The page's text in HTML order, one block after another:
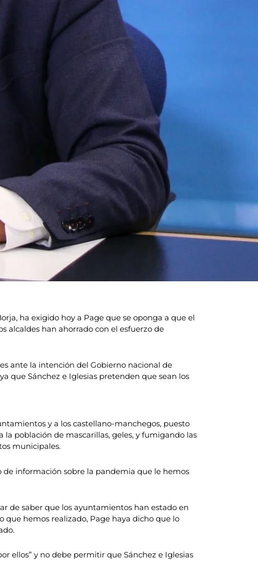
ha exigido hoy a Page que se oponga a que el
alcaldes han ahorrado con el esfuerzo de
ante la intención del Gobierno nacional de
que Sánchez e Iglesias pretenden que sean los
y a los castellano-manchegos, puesto
la población de mascarillas, geles, y fumigando las
municipales.
de información sobre la pandemia que le hemos
de saber que los ayuntamientos han estado en
que hemos realizado, Page haya dicho que lo
ellos” y no debe permitir que Sánchez e Iglesias